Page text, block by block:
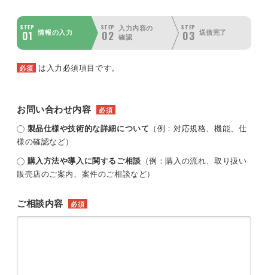
STEP
01 情報の入力
STEP
02
入力内容の
確認
STEP
03 送信完了
必須 は入力必須項目です。
お問い合わせ内容 必須
製品仕様や技術的な詳細について （例：対応規格、機能、仕
様の確認など）
購入方法や導入に関するご相談 （例：購入の流れ、取り扱い
販売店のご案内、案件のご相談など）
ご相談内容 必須